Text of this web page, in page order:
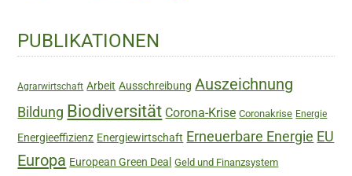
Haupt-
Sidebar
PUBLIKATIONEN
Agrarwirtschaft Arbeit Ausschreibung Auszeichnung
Bildung Biodiversität Corona-Krise Coronakrise Energie
Energieeffizienz Energiewirtschaft Erneuerbare Energie EU
Europa European Green Deal Geld und Finanzsystem